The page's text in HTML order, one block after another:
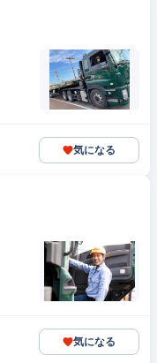
気になる
気になる